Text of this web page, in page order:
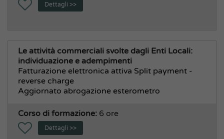
Dettagli >>
Le attività commerciali svolte dagli Enti Locali:
individuazione e adempimenti
Fatturazione elettronica attiva Split payment -
reverse charge
Aggiornato abrogazione esterometro
Corso di formazione: 6 ore
Dettagli >>